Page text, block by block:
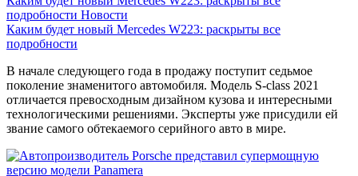
подробности Новости
Каким будет новый Mercedes W223: раскрыты все
подробности
В начале следующего года в продажу поступит седьмое
поколение знаменитого автомобиля. Модель S-class 2021
отличается превосходным дизайном кузова и интересными
технологическими решениями. Эксперты уже присудили ей
звание самого обтекаемого серийного авто в мире.